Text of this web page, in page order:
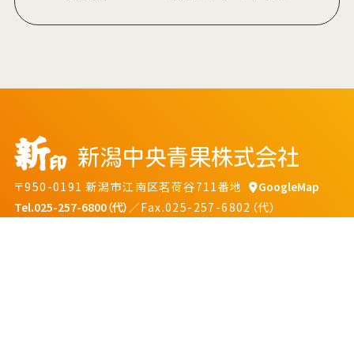
〒950-0191 新潟市江南区茗荷谷711番地
GoogleMap
Tel.025-257-6800（代） ／Fax.025-257-6802（代）